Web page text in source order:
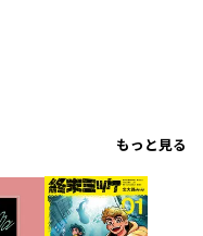
もっと見る